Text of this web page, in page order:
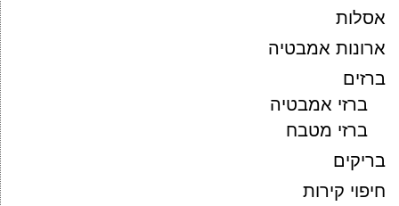
אסלות
ארונות אמבטיה
ברזים
ברזי אמבטיה
ברזי מטבח
בריקים
חיפוי קירות